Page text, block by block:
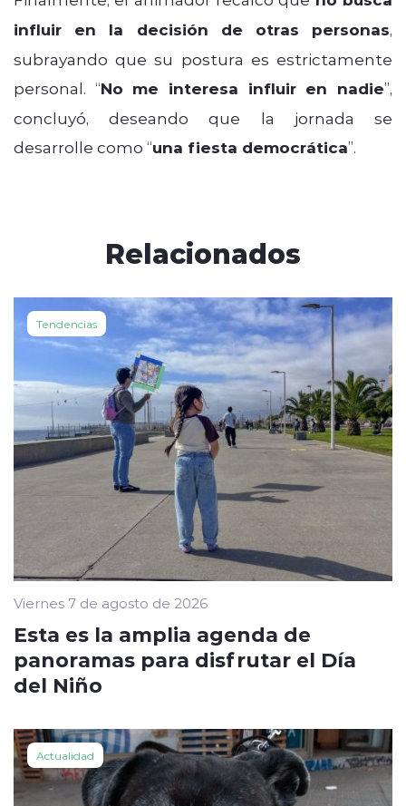
influir en la decisión de otras personas,
subrayando que su postura es estrictamente
personal. “No me interesa influir en nadie”,
concluyó, deseando que la jornada se
desarrolle como “una fiesta democrática”.
Relacionados
Tendencias
Viernes 7 de agosto de 2026
Esta es la amplia agenda de
panoramas para disfrutar el Día
del Niño
Actualidad